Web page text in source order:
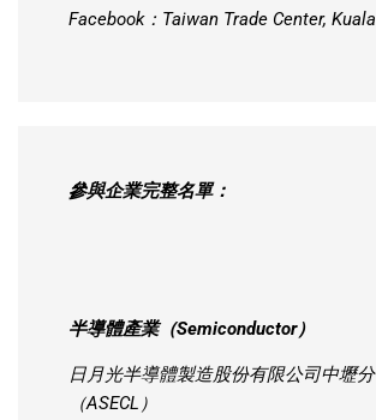
Facebook：Taiwan Trade Center,
參與企業完整名單：
半導體產業（Semiconductor）
日月光半導體製造股份有限公司中壢
（ASECL）